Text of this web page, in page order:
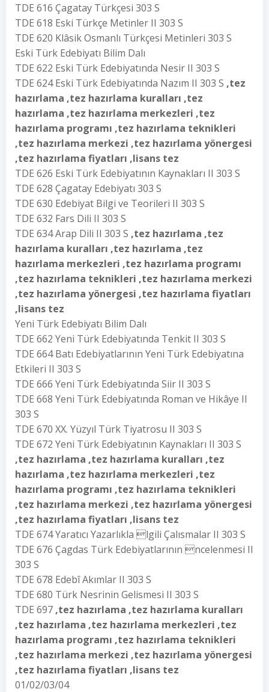
TDE 616 Çagatay Türkçesi 303 S
TDE 618 Eski Türkçe Metinler II 303 S
TDE 620 Klâsik Osmanlı Türkçesi Metinleri 303 S
Eski Türk Edebiyatı Bilim Dalı
TDE 622 Eski Türk Edebiyatında Nesir II 303 S
TDE 624 Eski Türk Edebiyatında Nazım II 303 S ,tez
hazırlama ,tez hazırlama kuralları ,tez
hazırlama ,tez hazırlama merkezleri ,tez
hazırlama programı ,tez hazırlama teknikleri
,tez hazırlama merkezi ,tez hazırlama yönergesi
,tez hazırlama fiyatları ,lisans tez
TDE 626 Eski Türk Edebiyatının Kaynakları II 303 S
TDE 628 Çagatay Edebiyatı 303 S
TDE 630 Edebiyat Bilgi ve Teorileri II 303 S
TDE 632 Fars Dili II 303 S
TDE 634 Arap Dili II 303 S ,tez hazırlama ,tez
hazırlama kuralları ,tez hazırlama ,tez
hazırlama merkezleri ,tez hazırlama programı
,tez hazırlama teknikleri ,tez hazırlama merkezi
,tez hazırlama yönergesi ,tez hazırlama fiyatları
,lisans tez
Yeni Türk Edebiyatı Bilim Dalı
TDE 662 Yeni Türk Edebiyatında Tenkit II 303 S
TDE 664 Batı Edebiyatlarının Yeni Türk Edebiyatına
Etkileri II 303 S
TDE 666 Yeni Türk Edebiyatında Siir II 303 S
TDE 668 Yeni Türk Edebiyatında Roman ve Hikâye II
303 S
TDE 670 XX. Yüzyıl Türk Tiyatrosu II 303 S
TDE 672 Yeni Türk Edebiyatının Kaynakları II 303 S
,tez hazırlama ,tez hazırlama kuralları ,tez
hazırlama ,tez hazırlama merkezleri ,tez
hazırlama programı ,tez hazırlama teknikleri
,tez hazırlama merkezi ,tez hazırlama yönergesi
,tez hazırlama fiyatları ,lisans tez
TDE 674 Yaratıcı Yazarlıkla lgili Çalısmalar II 303 S
TDE 676 Çagdas Türk Edebiyatlarının ncelenmesi II
303 S
TDE 678 Edebî Akımlar II 303 S
TDE 680 Türk Nesrinin Gelismesi II 303 S
TDE 697 ,tez hazırlama ,tez hazırlama kuralları
,tez hazırlama ,tez hazırlama merkezleri ,tez
hazırlama programı ,tez hazırlama teknikleri
,tez hazırlama merkezi ,tez hazırlama yönergesi
,tez hazırlama fiyatları ,lisans tez
01/02/03/04